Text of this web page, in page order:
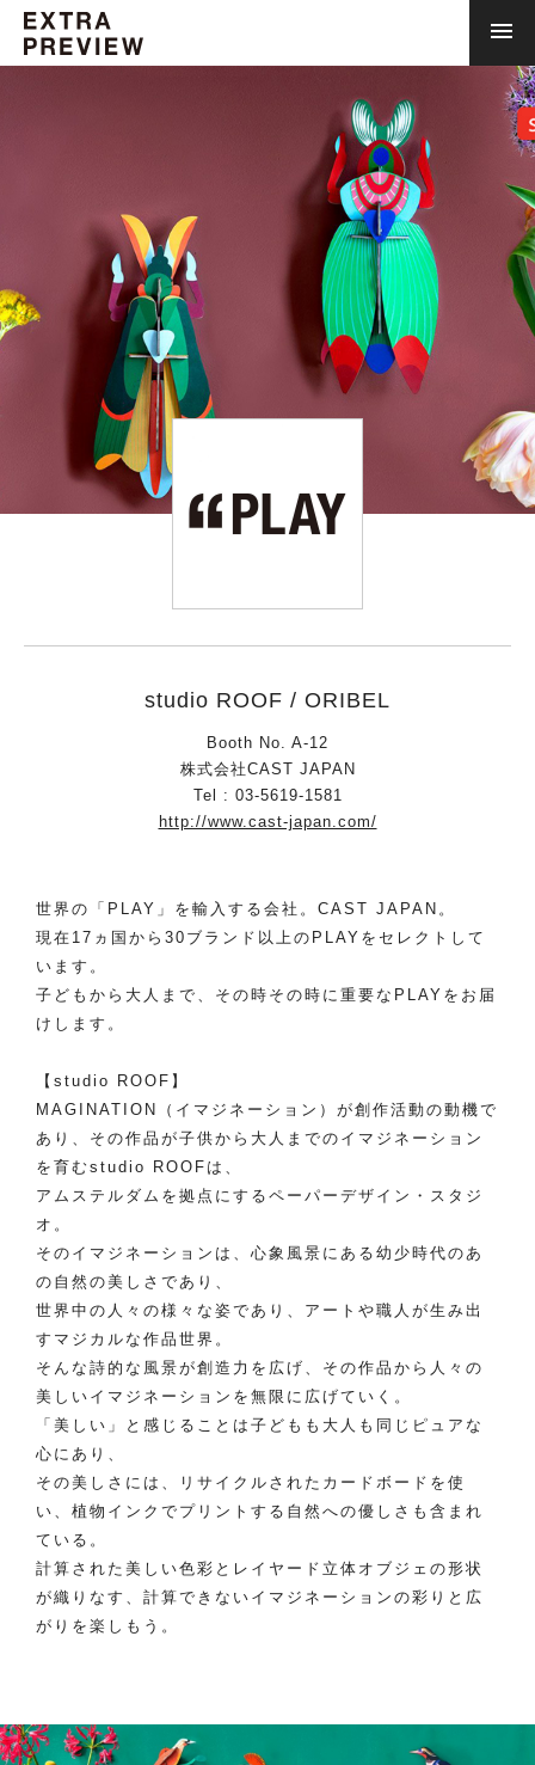
studio ROOF / ORIBEL
Booth No. A-12
株式会社CAST JAPAN
Tel : 03-5619-1581
http://www.cast-japan.com/
世界の「PLAY」を輸入する会社。CAST JAPAN。
現在17ヵ国から30ブランド以上のPLAYをセレクトして
います。
子どもから大人まで、その時その時に重要なPLAYをお届
けします。
【studio ROOF】
MAGINATION（イマジネーション）が創作活動の動機で
あり、その作品が子供から大人までのイマジネーション
を育むstudio ROOFは、
アムステルダムを拠点にするペーパーデザイン・スタジ
オ。
そのイマジネーションは、心象風景にある幼少時代のあ
の自然の美しさであり、
世界中の人々の様々な姿であり、アートや職人が生み出
すマジカルな作品世界。
そんな詩的な風景が創造力を広げ、その作品から人々の
美しいイマジネーションを無限に広げていく。
「美しい」と感じることは子どもも大人も同じピュアな
心にあり、
その美しさには、リサイクルされたカードボードを使
い、植物インクでプリントする自然への優しさも含まれ
ている。
計算された美しい色彩とレイヤード立体オブジェの形状
が織りなす、計算できないイマジネーションの彩りと広
がりを楽しもう。